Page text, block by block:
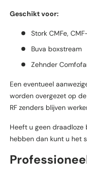
Geschikt voor:
Stork CMFe,
Buva boxstream
Zehnder
Een eventueel
worden overgezet op
RF zenders blijven
Heeft u geen
hebben dan kunt u het